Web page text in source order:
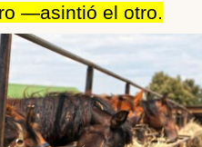
―asintió el otro.